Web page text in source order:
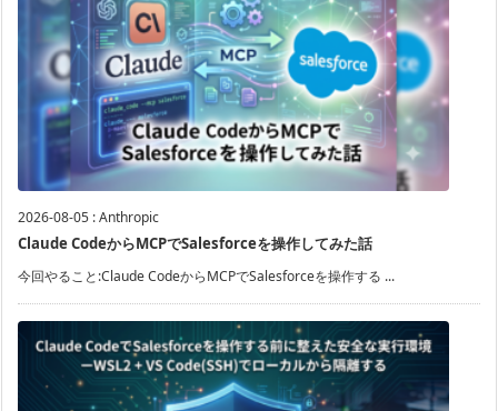
2026-08-05 :Anthropic
Claude CodeからMCPでSalesforceを操作してみた話
今回やること:Claude CodeからMCPでSalesforceを操作する ...